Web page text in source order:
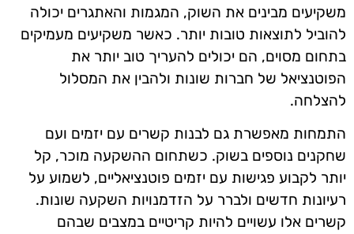
משקיעים מבינים את השוק, המגמות והאתגרים יכולה
להוביל לתוצאות טובות יותר. כאשר משקיעים מעמיקים
בתחום מסוים, הם יכולים להעריך טוב יותר את
הפוטנציאל של חברות שונות ולהבין את המסלול
להצלחה.
התמחות מאפשרת גם לבנות קשרים עם יזמים ועם
שחקנים נוספים בשוק. כשתחום ההשקעה מוכר, קל
יותר לקבוע פגישות עם יזמים פוטנציאליים, לשמוע על
רעיונות חדשים ולברר על הזדמנויות השקעה שונות.
קשרים אלו עשויים להיות קריטיים במצבים שבהם